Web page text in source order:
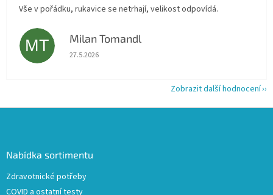
Vše v pořádku, rukavice se netrhají, velikost odpovídá.
MT Milan Tomandl
Hodnocení obchodu je 5 z 5 hvězdiček.
27.5.2026
Zobrazit další hodnocení
Nabídka sortimentu
Zdravotnické potřeby
COVID a ostatní testy